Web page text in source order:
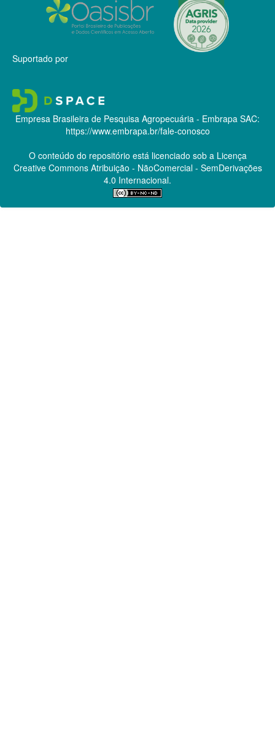
Suportado por
Empresa Brasileira de Pesquisa Agropecuária - Embrapa SAC:
https://www.embrapa.br/fale-conosco
O conteúdo do repositório está licenciado sob a Licença
Creative CommonsAtribuição - NãoComercial - SemDerivações
4.0 Internacional.